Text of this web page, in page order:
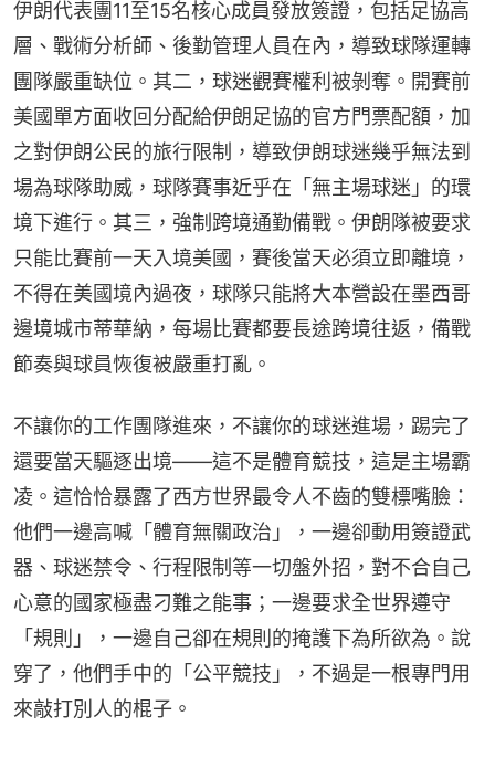
伊朗代表團11至15名核心成員發放簽證，包括足協高
層、戰術分析師、後勤管理人員在內，導致球隊運轉
團隊嚴重缺位。其二，球迷觀賽權利被剝奪。開賽前
美國單方面收回分配給伊朗足協的官方門票配額，加
之對伊朗公民的旅行限制，導致伊朗球迷幾乎無法到
場為球隊助威，球隊賽事近乎在「無主場球迷」的環
境下進行。其三，強制跨境通勤備戰。伊朗隊被要求
只能比賽前一天入境美國，賽後當天必須立即離境，
不得在美國境內過夜，球隊只能將大本營設在墨西哥
邊境城市蒂華納，每場比賽都要長途跨境往返，備戰
節奏與球員恢復被嚴重打亂。
不讓你的工作團隊進來，不讓你的球迷進場，踢完了
還要當天驅逐出境——這不是體育競技，這是主場霸
凌。這恰恰暴露了西方世界最令人不齒的雙標嘴臉：
他們一邊高喊「體育無關政治」，一邊卻動用簽證武
器、球迷禁令、行程限制等一切盤外招，對不合自己
心意的國家極盡刁難之能事；一邊要求全世界遵守
「規則」，一邊自己卻在規則的掩護下為所欲為。說
穿了，他們手中的「公平競技」，不過是一根專門用
來敲打別人的棍子。